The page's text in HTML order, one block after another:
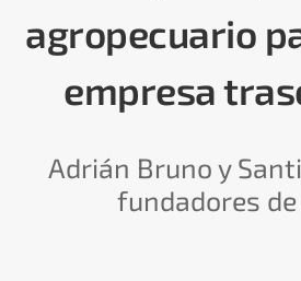
agropecuario
empresa
Adrián Bruno y
fundadores de